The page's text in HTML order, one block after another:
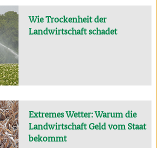
Wie Trockenheit der
Landwirtschaft schadet
Extremes Wetter: Warum die
Landwirtschaft Geld vom Staat
bekommt